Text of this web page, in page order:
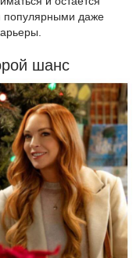
популярными даже
шанс